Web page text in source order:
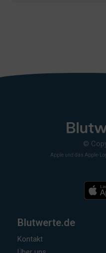
©
Apple und das Apple-
Blutwerte.de
Kontakt